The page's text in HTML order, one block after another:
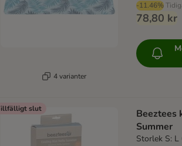
4 varianter
-11.46%
78,80 kr
slut
Beeztees
Summer
Storlek S: L